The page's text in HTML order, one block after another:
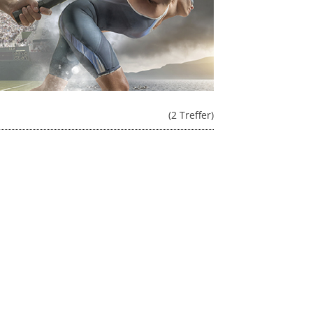
(2 Treffer)